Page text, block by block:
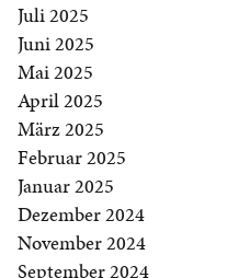
Juli 2025
Juni 2025
Mai 2025
April 2025
März 2025
Februar 2025
Januar 2025
Dezember 2024
November 2024
September 2024